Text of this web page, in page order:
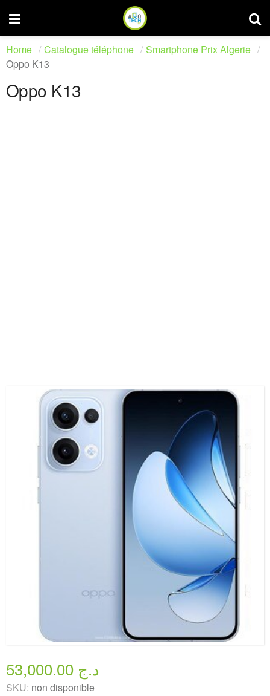
Home Catalogue téléphone
Smartphone Prix Algerie
Oppo K13
Oppo K13
53,000.00 د.ج
SKU: non disponible